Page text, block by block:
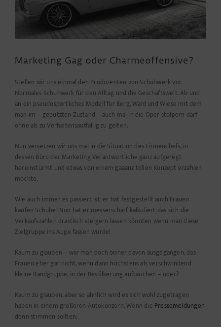
Marketing Gag oder Charmeoffensive?
Stellen wir uns einmal den Produzenten von Schuhwerk vor.
Normales Schuhwerk für den Alltag und die Geschäftswelt. Ab und
an ein pseudosportliches Modell für Berg, Wald und Wiese mit dem
man im – geputzten Zustand – auch mal in die Oper stolpern darf
ohne als zu Verhaltensauffällig zu gelten.
Nun versetzen wir uns mal in die Situation des Firmenchefs, in
dessen Büro der Marketing Verantwortliche ganz aufgeregt
hereinstürmt und etwas von einem gaaanz tollen Konzept erzählen
möchte.
Wie auch immer es passiert ist, er hat festgestellt auch Frauen
kaufen Schuhe! Nun hat er messerscharf kalkuliert das sich die
Verkaufszahlen drastisch steigern lassen könnten wenn man diese
Zielgruppe ins Auge fassen würde!
Kaum zu glauben – war man doch bisher davon ausgegangen, das
Frauen eher gar nicht, wenn dann höchstens als verschwindend
kleine Randgruppe, in der Bevölkerung auftauchen – oder?
Kaum zu glauben, aber so ähnlich wird es sich wohl zugetragen
haben in einem größeren Autokonzern. Wenn die Pressemeldungen
denn stimmen sollten.